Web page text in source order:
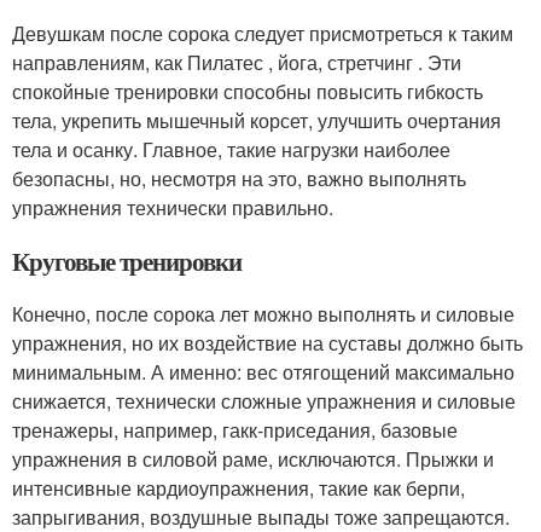
Девушкам после сорока следует присмотреться к таким
направлениям, как Пилатес , йога, стретчинг . Эти
спокойные тренировки способны повысить гибкость
тела, укрепить мышечный корсет, улучшить очертания
тела и осанку. Главное, такие нагрузки наиболее
безопасны, но, несмотря на это, важно выполнять
упражнения технически правильно.
Круговые тренировки
Конечно, после сорока лет можно выполнять и силовые
упражнения, но их воздействие на суставы должно быть
минимальным. А именно: вес отягощений максимально
снижается, технически сложные упражнения и силовые
тренажеры, например, гакк-приседания, базовые
упражнения в силовой раме, исключаются. Прыжки и
интенсивные кардиоупражнения, такие как берпи,
запрыгивания, воздушные выпады тоже запрещаются.